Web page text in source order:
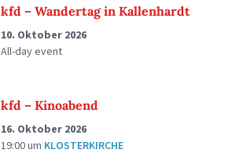
kfd – Wandertag in Kallenhardt
10. Oktober 2026
All-day event
kfd – Kinoabend
16. Oktober 2026
19:00um KLOSTERKIRCHE